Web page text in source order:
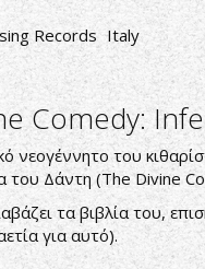
Records Italy
Comedy:
νεογέννητο του
Δάντη (The Divine
τα βιβλία του,
για αυτό).